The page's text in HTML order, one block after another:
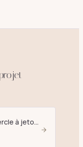
Ensemble cercle et cercle à jetons D. 25 cm blanc - E27